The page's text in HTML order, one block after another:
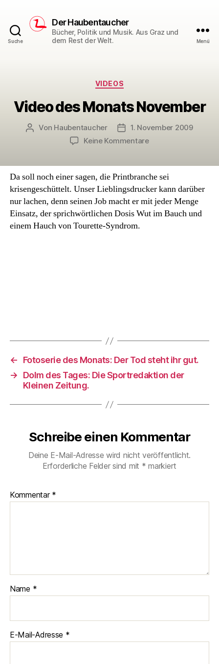
Suche
Der Haubentaucher
Bücher, Politik und Musik. Aus Graz und
dem Rest der Welt.
Menü
Kategorien
VIDEOS
Video des Monats November
Beitragsautor
Von Haubentaucher Veröffentlichungsdatum
1. November 2009
Keine Kommentarezu
Monats
Da soll noch einer sagen, die Printbranche sei
krisengeschüttelt. Unser Lieblingsdrucker kann darüber
nur lachen, denn seinen Job macht er mit jeder Menge
Einsatz, der sprichwörtlichen Dosis Wut im Bauch und
einem Hauch von Tourette-Syndrom.
←
Fotoserie des Monats: Der Tod steht ihr gut.
→
Dolm des Tages: Die Sportredaktion der
Kleinen Zeitung.
Schreibe einen Kommentar
Deine E-Mail-Adresse wird nicht veröffentlicht.
Erforderliche Felder sind mit * markiert
Kommentar *
Name *
E-Mail-Adresse *